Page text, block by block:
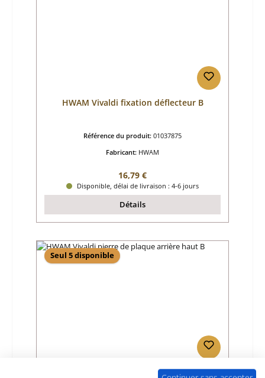
HWAM Vivaldi fixation déflecteur B
Référence du produit: 01037875
Fabricant: HWAM
Prix régulier :
16,79 €
Disponible, délai de livraison : 4-6 jours
Détails
Seul 5 disponible
HWAM Vivaldi pierre de plaque arrière haut